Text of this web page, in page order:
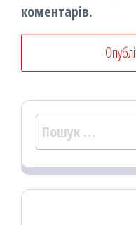
коментарів.
Пошук: